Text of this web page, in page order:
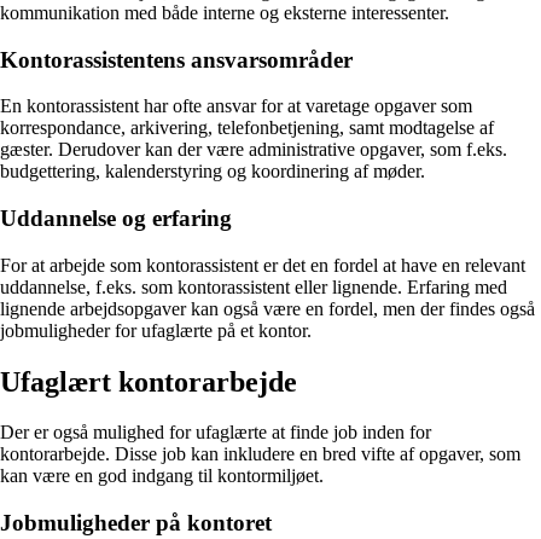
kommunikation med både interne og eksterne interessenter.
Kontorassistentens ansvarsområder
En kontorassistent har ofte ansvar for at varetage opgaver som
korrespondance, arkivering, telefonbetjening, samt modtagelse af
gæster. Derudover kan der være administrative opgaver, som f.eks.
budgettering, kalenderstyring og koordinering af møder.
Uddannelse og erfaring
For at arbejde som kontorassistent er det en fordel at have en relevant
uddannelse, f.eks. som kontorassistent eller lignende. Erfaring med
lignende arbejdsopgaver kan også være en fordel, men der findes også
jobmuligheder for ufaglærte på et kontor.
Ufaglært kontorarbejde
Der er også mulighed for ufaglærte at finde job inden for
kontorarbejde. Disse job kan inkludere en bred vifte af opgaver, som
kan være en god indgang til kontormiljøet.
Jobmuligheder på kontoret